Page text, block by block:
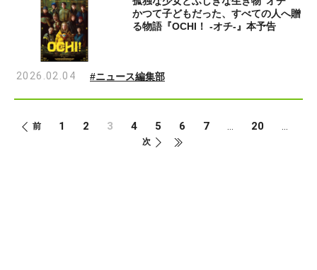
かつて子どもだった、すべての人へ贈
る物語『OCHI！ -オチ-』本予告
2026.02.04 #ニュース編集部
前 1 2 3 4 5 6 7 ... 20 ...
次